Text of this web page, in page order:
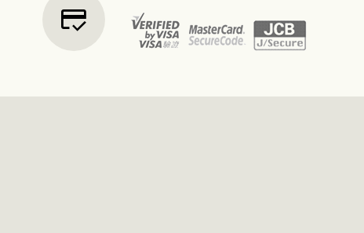
credit_score